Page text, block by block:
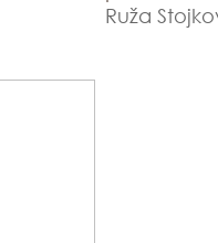
Ruža